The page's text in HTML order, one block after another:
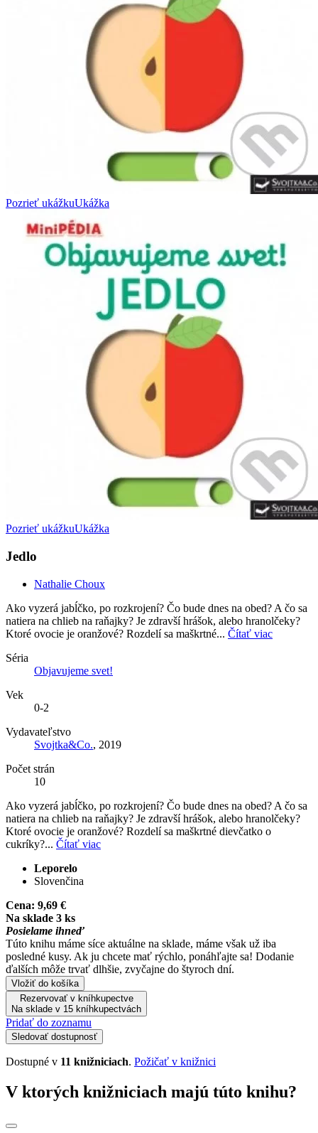
Pozrieť ukážkuUkážka
Pozrieť ukážkuUkážka
Jedlo
Nathalie Choux
Ako vyzerá jabĺčko, po rozkrojení? Čo bude dnes na obed? A čo sa
natiera na chlieb na raňajky? Je zdravší hrášok, alebo hranolčeky?
Ktoré ovocie je oranžové? Rozdelí sa maškrtné... Čítať viac
Séria
Objavujeme svet!
Vek
0-2
Vydavateľstvo
Svojtka&Co., 2019
Počet strán
10
Ako vyzerá jabĺčko, po rozkrojení? Čo bude dnes na obed? A čo sa
natiera na chlieb na raňajky? Je zdravší hrášok, alebo hranolčeky?
Ktoré ovocie je oranžové? Rozdelí sa maškrtné dievčatko o
cukríky?... Čítať viac
Leporelo
Slovenčina
Cena: 9,69 €
Na sklade 3 ks
Posielame ihneď
Túto knihu máme síce aktuálne na sklade, máme však už iba
posledné kusy. Ak ju chcete mať rýchlo, ponáhľajte sa! Dodanie
ďalších môže trvať dlhšie, zvyčajne do štyroch dní.
Vložiť do košíka
Rezervovať v kníhkupectve
Na sklade v 15 kníhkupectvách
Pridať do zoznamu
Sledovať dostupnosť
Dostupné v 11 knižniciach. Požičať v knižnici
V ktorých knižniciach majú túto knihu?